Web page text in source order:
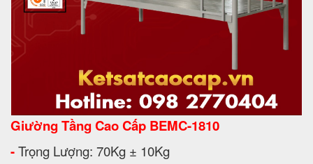
Giường Tầng Cao Cấp BEMC-1810
-Trọng Lượng: 70Kg ± 10Kg